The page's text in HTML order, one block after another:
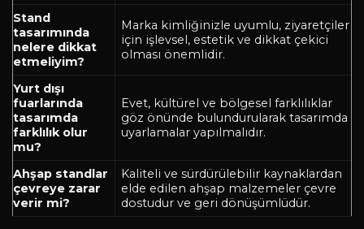
Stand
tasarımında
nelere dikkat
etmeliyim?
Marka kimliğinizle uyumlu, ziyaretçiler
için işlevsel, estetik ve dikkat çekici
olması önemlidir.
Yurt dışı
fuarlarında
tasarımda
farklılık olur
mu?
Evet, kültürel ve bölgesel farklılıklar
göz önünde bulundurularak tasarımda
uyarlamalar yapılmalıdır.
Ahşap standlar
çevreye zarar
verir mi?
Kaliteli ve sürdürülebilir kaynaklardan
elde edilen ahşap malzemeler çevre
dostudur ve geri dönüşümlüdür.